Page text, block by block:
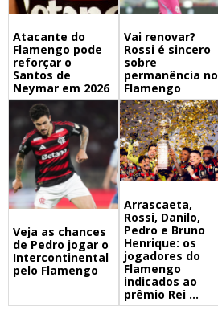
Atacante do
Flamengo pode
reforçar o
Santos de
Neymar em 2026
Vai renovar?
Rossi é sincero
sobre
permanência no
Flamengo
Veja as chances
de Pedro jogar o
Intercontinental
pelo Flamengo
Arrascaeta,
Rossi, Danilo,
Pedro e Bruno
Henrique: os
jogadores do
Flamengo
indicados ao
prêmio Rei ...